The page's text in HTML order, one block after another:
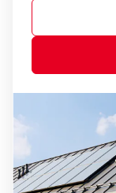
MUROWANY